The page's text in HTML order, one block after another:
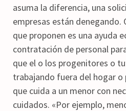
asuma la diferencia, una
empresas están denegando.
que proponen es una ayuda
contratación de personal
que el o los progenitores o
trabajando fuera del hogar o
que cuida a un menor con
cuidados. «Por ejemplo,